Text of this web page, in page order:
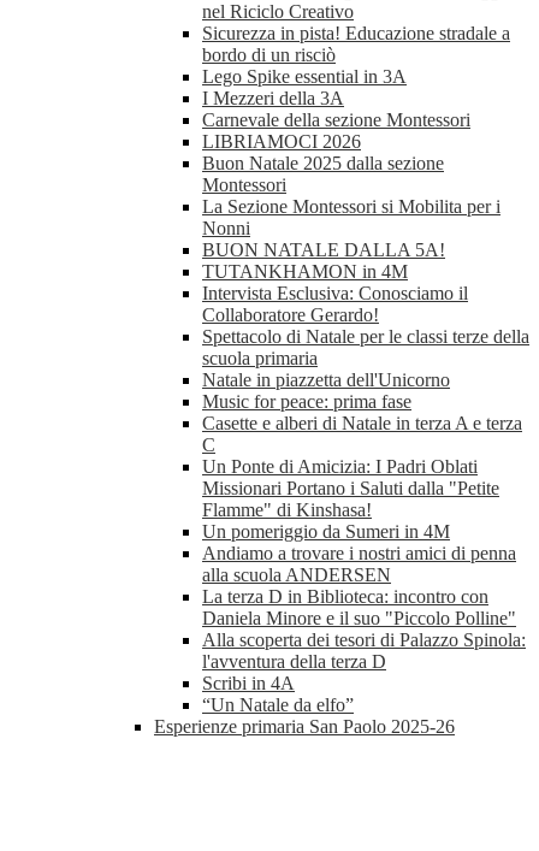
nel Riciclo Creativo
Sicurezza in pista! Educazione stradale a
bordo di un risciò
Lego Spike essential in 3A
I Mezzeri della 3A
Carnevale della sezione Montessori
LIBRIAMOCI 2026
Buon Natale 2025 dalla sezione
Montessori
La Sezione Montessori si Mobilita per i
Nonni
BUON NATALE DALLA 5A!
TUTANKHAMON in 4M
Intervista Esclusiva: Conosciamo il
Collaboratore Gerardo!
Spettacolo di Natale per le classi terze della
scuola primaria
Natale in piazzetta dell'Unicorno
Music for peace: prima fase
Casette e alberi di Natale in terza A e terza
C
Un Ponte di Amicizia: I Padri Oblati
Missionari Portano i Saluti dalla "Petite
Flamme" di Kinshasa!
Un pomeriggio da Sumeri in 4M
Andiamo a trovare i nostri amici di penna
alla scuola ANDERSEN
La terza D in Biblioteca: incontro con
Daniela Minore e il suo "Piccolo Polline"
Alla scoperta dei tesori di Palazzo Spinola:
l'avventura della terza D
Scribi in 4A
“Un Natale da elfo”
Esperienze primaria San Paolo 2025-26